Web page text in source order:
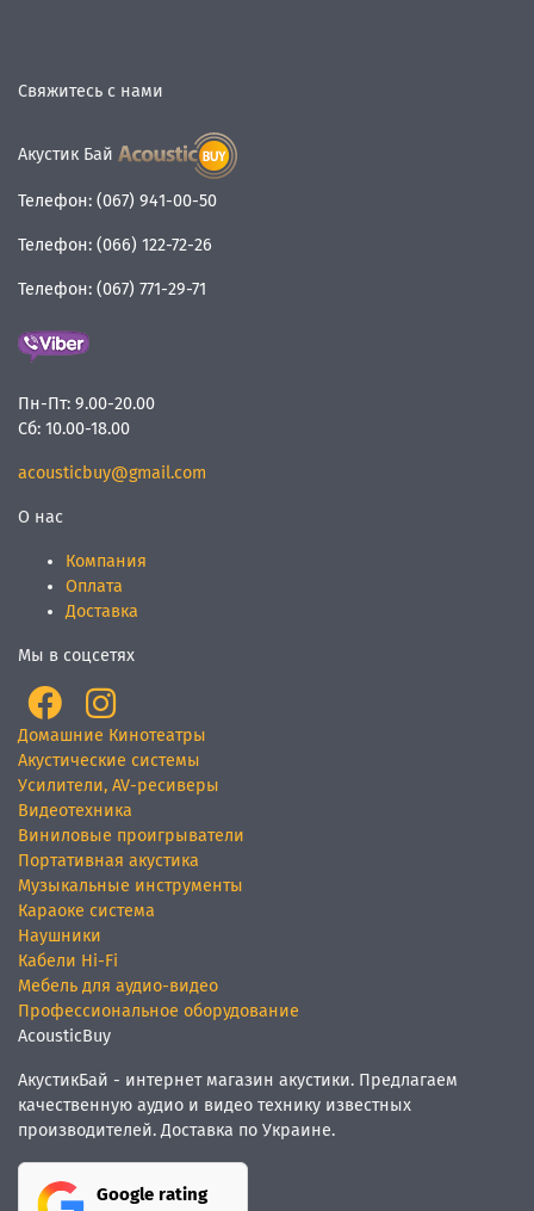
Свяжитесь с нами
Акустик Бай
Телефон: (067) 941-00-50
Телефон: (066) 122-72-26
Телефон: (067) 771-29-71
Пн-Пт: 9.00-20.00
Сб: 10.00-18.00
acousticbuy@gmail.com
О нас
Компания
Оплата
Доставка
Мы в соцсетях
Домашние Кинотеатры
Акустические системы
Усилители, AV-ресиверы
Видеотехника
Виниловые проигрыватели
Портативная акустика
Музыкальные инструменты
Караоке система
Наушники
Кабели Hi-Fi
Мебель для аудио-видео
Профессиональное оборудование
AcousticBuy
АкустикБай - интернет магазин акустики. Предлагаем
качественную аудио и видео технику известных
производителей. Доставка по Украине.
Google rating